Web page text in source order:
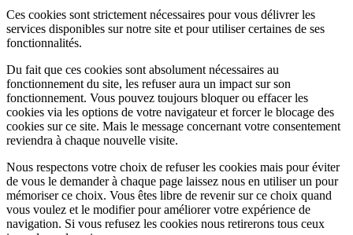
Ces cookies sont strictement nécessaires pour vous délivrer les
services disponibles sur notre site et pour utiliser certaines de ses
fonctionnalités.
Du fait que ces cookies sont absolument nécessaires au
fonctionnement du site, les refuser aura un impact sur son
fonctionnement. Vous pouvez toujours bloquer ou effacer les
cookies via les options de votre navigateur et forcer le blocage des
cookies sur ce site. Mais le message concernant votre consentement
reviendra à chaque nouvelle visite.
Nous respectons votre choix de refuser les cookies mais pour éviter
de vous le demander à chaque page laissez nous en utiliser un pour
mémoriser ce choix. Vous êtes libre de revenir sur ce choix quand
vous voulez et le modifier pour améliorer votre expérience de
navigation. Si vous refusez les cookies nous retirerons tous ceux